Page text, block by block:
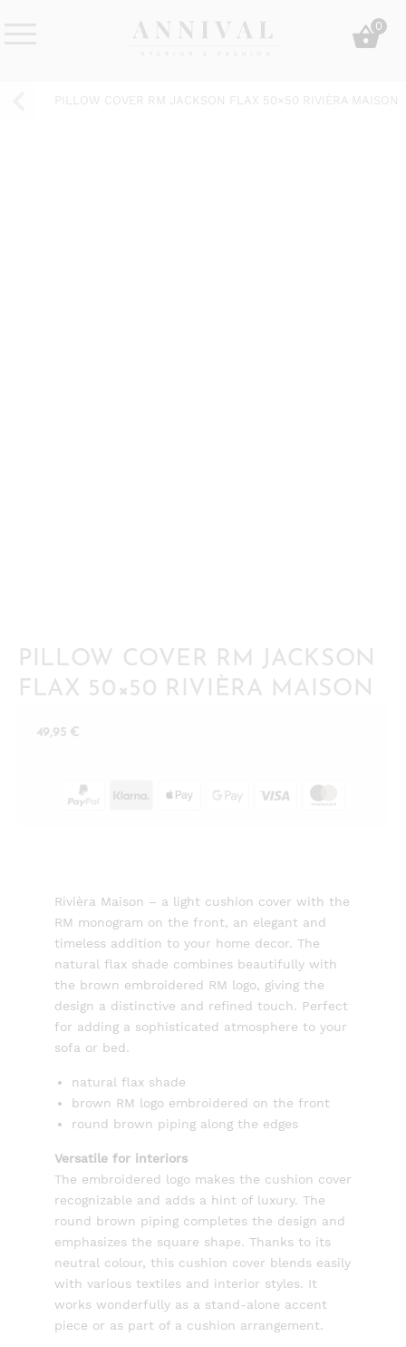
&
0
PILLOW COVER RM JACKSON FLAX 50×50 RIVIÈRA MAISON
PILLOW COVER RM JACKSON
FLAX 50×50 RIVIÈRA MAISON
49,95 €
Rivièra Maison – a light cushion cover with the
RM monogram on the front, an elegant and
timeless addition to your home decor. The
natural flax shade combines beautifully with
the brown embroidered RM logo, giving the
design a distinctive and refined touch. Perfect
for adding a sophisticated atmosphere to your
sofa or bed.
natural flax shade
brown RM logo embroidered on the front
round brown piping along the edges
Versatile for interiors
The embroidered logo makes the cushion cover
recognizable and adds a hint of luxury. The
round brown piping completes the design and
emphasizes the square shape. Thanks to its
neutral colour, this cushion cover blends easily
with various textiles and interior styles. It
works wonderfully as a stand-alone accent
piece or as part of a cushion arrangement.